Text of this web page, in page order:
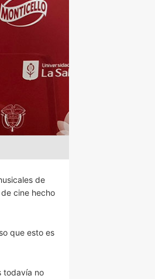
de
cine hecho
que esto es
todavía no